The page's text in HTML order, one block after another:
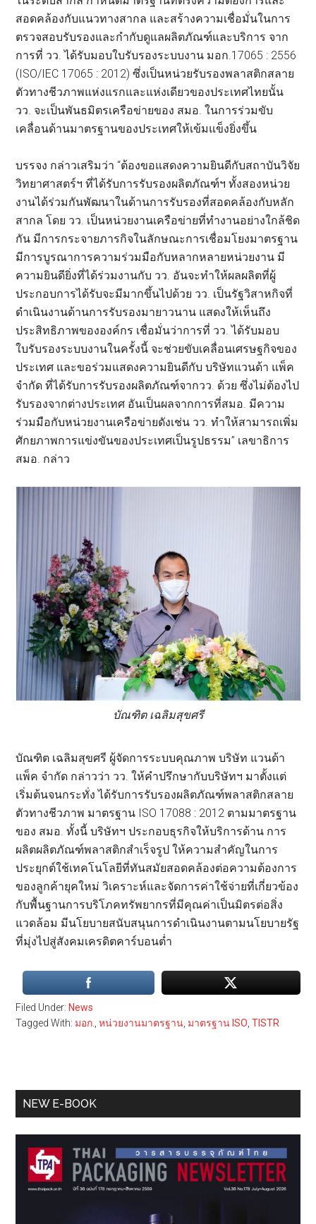
สอดคล้องกับแนวทางสากล และสร้างความเชื่อมั่นในการ
ตรวจสอบรับรองและกำกับดูแลผลิตภัณฑ์และบริการ จาก
การที่ วว. ได้รับมอบใบรับรองระบบงาน มอก.17065 : 2556
(ISO/IEC 17065 : 2012) ซึ่งเป็นหน่วยรับรองพลาสติกสลาย
ตัวทางชีวภาพแห่งแรกและแห่งเดียวของประเทศไทยนั้น
วว. จะเป็นพันธมิตรเครือข่ายของ สมอ. ในการร่วมขับ
เคลื่อนด้านมาตรฐานของประเทศให้เข้มแข็งยิ่งขึ้น
บรรจง กล่าวเสริมว่า “ต้องขอแสดงความยินดีกับสถาบันวิจัย
วิทยาศาสตร์ฯ ที่ได้รับการรับรองผลิตภัณฑ์ฯ ทั้งสองหน่วย
งานได้ร่วมกันพัฒนาในด้านการรับรองที่สอดคล้องกับหลัก
สากล โดย วว. เป็นหน่วยงานเครือข่ายที่ทำงานอย่างใกล้ชิด
กัน มีการกระจายภารกิจในลักษณะการเชื่อมโยงมาตรฐาน
มีการบูรณาการความร่วมมือกับหลากหลายหน่วยงาน มี
ความยินดียิ่งที่ได้ร่วมงานกับ วว. อันจะทำให้ผลผลิตที่ผู้
ประกอบการได้รับจะมีมากขึ้นไปด้วย วว. เป็นรัฐวิสาหกิจที่
ดำเนินงานด้านการรับรองมายาวนาน แสดงให้เห็นถึง
ประสิทธิภาพขององค์กร เชื่อมั่นว่าการที่ วว. ได้รับมอบ
ใบรับรองระบบงานในครั้งนี้ จะช่วยขับเคลื่อนเศรษฐกิจของ
ประเทศ และขอร่วมแสดงความยินดีกับ บริษัทแวนด้า แพ็ค
จำกัด ที่ได้รับการรับรองผลิตภัณฑ์จากวว. ด้วย ซึ่งไม่ต้องไป
รับรองจากต่างประเทศ อันเป็นผลจากการที่สมอ. มีความ
ร่วมมือกับหน่วยงานเครือข่ายดังเช่น วว. ทำให้สามารถเพิ่ม
ศักยภาพการแข่งขันของประเทศเป็นรูปธรรม” เลขาธิการ
สมอ. กล่าว
บัณฑิต เฉลิมสุขศรี
บัณฑิต เฉลิมสุขศรี ผู้จัดการระบบคุณภาพ บริษัท แวนด้า
แพ็ค จำกัด กล่าวว่า วว. ให้คำปรึกษากับบริษัทฯ มาตั้งแต่
เริ่มต้นจนกระทั่ง ได้รับการรับรองผลิตภัณฑ์พลาสติกสลาย
ตัวทางชีวภาพ มาตรฐาน ISO 17088 : 2012 ตามมาตรฐาน
ของ สมอ. ทั้งนี้ บริษัทฯ ประกอบธุรกิจให้บริการด้าน การ
ผลิตผลิตภัณฑ์พลาสติกสำเร็จรูป ให้ความสำคัญในการ
ประยุกต์ใช้เทคโนโลยีที่ทันสมัยสอดคล้องต่อความต้องการ
ของลูกค้ายุคใหม่ วิเคราะห์และจัดการค่าใช้จ่ายที่เกี่ยวข้อง
กับพื้นฐานการบริโภคทรัพยากรที่มีคุณค่าเป็นมิตรต่อสิ่ง
แวดล้อม มีนโยบายสนับสนุนการดำเนินงานตามนโยบายรัฐ
ที่มุ่งไปสู่สังคมเครดิตคาร์บอนต่ำ
Filed Under: News
Tagged With: มอก.,หน่วยงานมาตรฐาน, มาตรฐาน ISO,TISTR
Primary
NEW E-BOOK